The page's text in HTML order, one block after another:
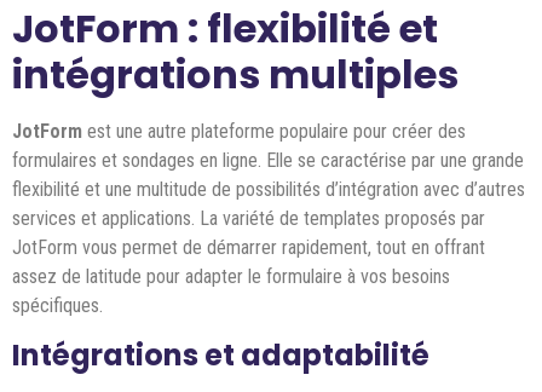
JotForm : flexibilité et
intégrations multiples
JotForm est une autre plateforme populaire pour créer des
formulaires et sondages en ligne. Elle se caractérise par une grande
flexibilité et une multitude de possibilités d’intégration avec d’autres
services et applications. La variété de templates proposés par
JotForm vous permet de démarrer rapidement, tout en offrant
assez de latitude pour adapter le formulaire à vos besoins
spécifiques.
Intégrations et adaptabilité